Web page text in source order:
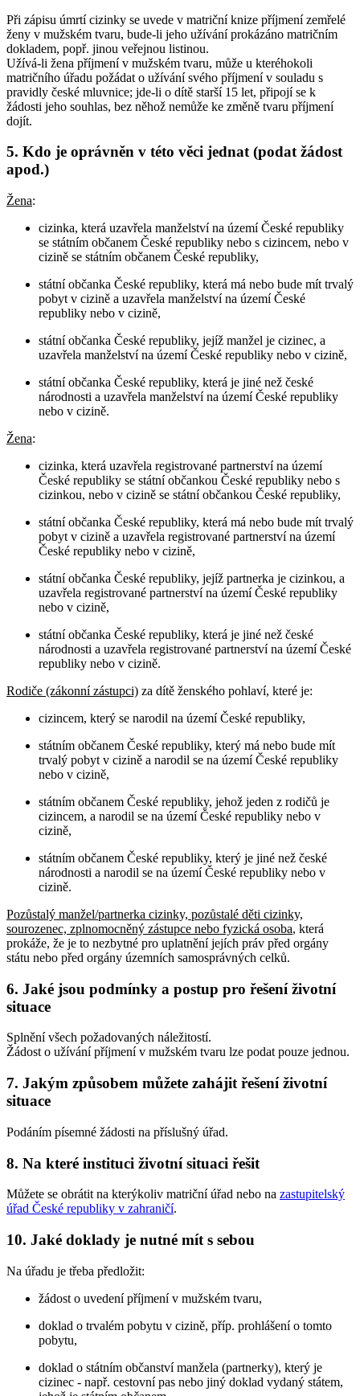
Při zápisu úmrtí cizinky se uvede v matriční knize příjmení zemřelé
ženy v mužském tvaru, bude-li jeho užívání prokázáno matričním
dokladem, popř. jinou veřejnou listinou.
Užívá-li žena příjmení v mužském tvaru, může u kteréhokoli
matričního úřadu požádat o užívání svého příjmení v souladu s
pravidly české mluvnice; jde-li o dítě starší 15 let, připojí se k
žádosti jeho souhlas, bez něhož nemůže ke změně tvaru příjmení
dojít.
5. Kdo je oprávněn v této věci jednat (podat žádost
apod.)
Žena:
cizinka, která uzavřela manželství na území České republiky
se státním občanem České republiky nebo s cizincem, nebo v
cizině se státním občanem České republiky,
státní občanka České republiky, která má nebo bude mít trvalý
pobyt v cizině a uzavřela manželství na území České
republiky nebo v cizině,
státní občanka České republiky, jejíž manžel je cizinec, a
uzavřela manželství na území České republiky nebo v cizině,
státní občanka České republiky, která je jiné než české
národnosti a uzavřela manželství na území České republiky
nebo v cizině.
Žena:
cizinka, která uzavřela registrované partnerství na území
České republiky se státní občankou České republiky nebo s
cizinkou, nebo v cizině se státní občankou České republiky,
státní občanka České republiky, která má nebo bude mít trvalý
pobyt v cizině a uzavřela registrované partnerství na území
České republiky nebo v cizině,
státní občanka České republiky, jejíž partnerka je cizinkou, a
uzavřela registrované partnerství na území České republiky
nebo v cizině,
státní občanka České republiky, která je jiné než české
národnosti a uzavřela registrované partnerství na území České
republiky nebo v cizině.
Rodiče (zákonní zástupci) za dítě ženského pohlaví, které je:
cizincem, který se narodil na území České republiky,
státním občanem České republiky, který má nebo bude mít
trvalý pobyt v cizině a narodil se na území České republiky
nebo v cizině,
státním občanem České republiky, jehož jeden z rodičů je
cizincem, a narodil se na území České republiky nebo v
cizině,
státním občanem České republiky, který je jiné než české
národnosti a narodil se na území České republiky nebo v
cizině.
Pozůstalý manžel/partnerka cizinky, pozůstalé děti cizinky,
sourozenec, zplnomocněný zástupce nebo fyzická osoba, která
prokáže, že je to nezbytné pro uplatnění jejích práv před orgány
státu nebo před orgány územních samosprávných celků.
6. Jaké jsou podmínky a postup pro řešení životní
situace
Splnění všech požadovaných náležitostí.
Žádost o užívání příjmení v mužském tvaru lze podat pouze jednou.
7. Jakým způsobem můžete zahájit řešení životní
situace
Podáním písemné žádosti na příslušný úřad.
8. Na které instituci životní situaci řešit
Můžete se obrátit na kterýkoliv matriční úřad nebo na zastupitelský
úřad České republiky v zahraničí.
10. Jaké doklady je nutné mít s sebou
Na úřadu je třeba předložit:
žádost o uvedení příjmení v mužském tvaru,
doklad o trvalém pobytu v cizině, příp. prohlášení o tomto
pobytu,
doklad o státním občanství manžela (partnerky), který je
cizinec - např. cestovní pas nebo jiný doklad vydaný státem,